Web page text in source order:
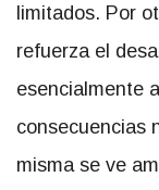
limitados. Por
refuerza el
esencialmente
consecuencias
misma se ve